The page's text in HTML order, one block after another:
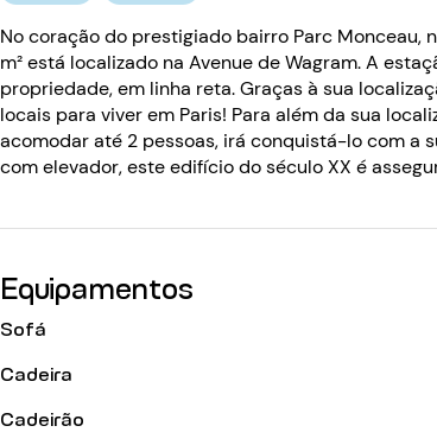
No coração do prestigiado bairro Parc Monceau,
m² está localizado na Avenue de Wagram. A
propriedade, em linha reta. Graças à sua
locais para viver em Paris! Para além da sua
acomodar até 2 pessoas, irá conquistá-lo com a
com elevador, este edifício do século XX é
Equipamentos
Sofá
Cadeira
Cadeirão